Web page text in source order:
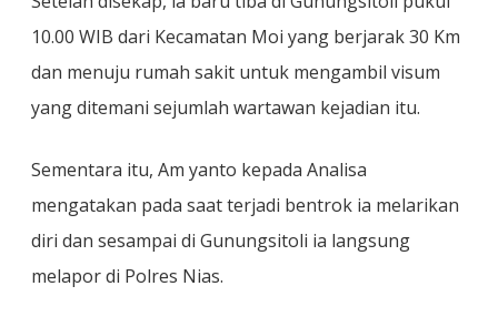
10.00 WIB dari Kecamatan Moi yang berjarak 30 Km
dan menuju rumah sakit untuk mengambil visum
yang ditemani sejumlah wartawan kejadian itu.
Sementara itu, Am yanto kepada Analisa
mengatakan pada saat terjadi bentrok ia melarikan
diri dan sesampai di Gunungsitoli ia langsung
melapor di Polres Nias.